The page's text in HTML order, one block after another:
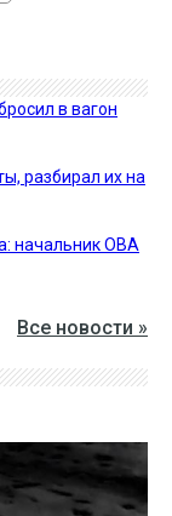
в вагон
разбирал их на
начальник ОВА
Все новости »